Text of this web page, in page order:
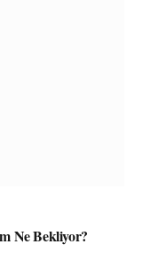
Ne Bekliyor?